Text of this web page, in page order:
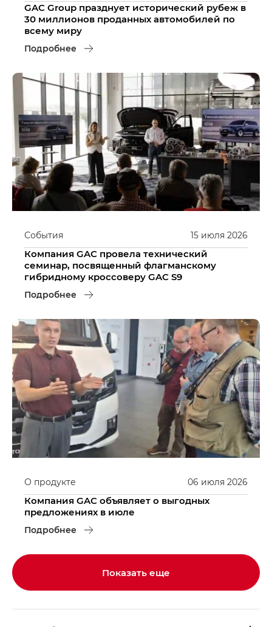
GAC Group празднует исторический рубеж в
30 миллионов проданных автомобилей по
всему миру
Подробнее
15 июля 2026
События
Компания GAC провела технический
семинар, посвященный флагманскому
гибридному кроссоверу GAC S9
Подробнее
06 июля 2026
О продукте
Компания GAC объявляет о выгодных
предложениях в июле
Подробнее
Показать еще